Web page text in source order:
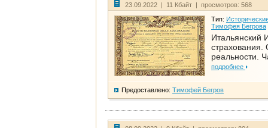
23.09.2022 | 11 Кбайт | просмотров: 568
Тип:
Тимофея Бегрова
Итальянский
страхования.
реальности.
подробнее
Предоставлено: Тимофей Бегров